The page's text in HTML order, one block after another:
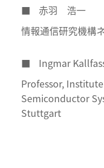
■
赤羽 浩一
情報通信研究機構
■
Ingmar
Professor,
Semiconductor
Stuttgart